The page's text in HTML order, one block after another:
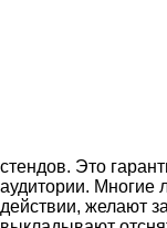
стендов. Это
аудитории. Многие
действии, желают